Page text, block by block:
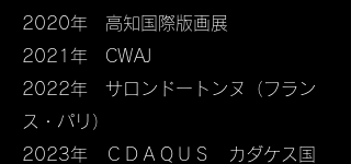
2020年 高知国際版画展
2021年 CWAJ
2022年 サロンドートンヌ（フラン
ス・パリ）
2023年 ＣＤＡＱＵＳ カダケス国